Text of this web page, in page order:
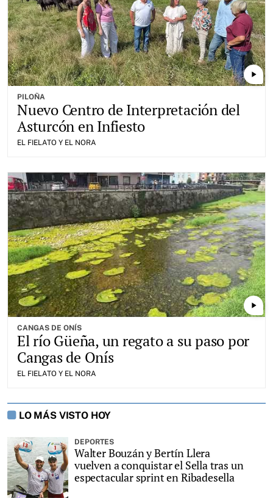
play_arrow
PILOÑA
Nuevo Centro de Interpretación del
Asturcón en Infiesto
EL FIELATO Y EL NORA
play_arrow
CANGAS DE ONÍS
El río Güeña, un regato a su paso por
Cangas de Onís
EL FIELATO Y EL NORA
LO MÁS VISTO HOY
DEPORTES
Walter Bouzán y Bertín Llera
vuelven a conquistar el Sella tras un
espectacular sprint en Ribadesella